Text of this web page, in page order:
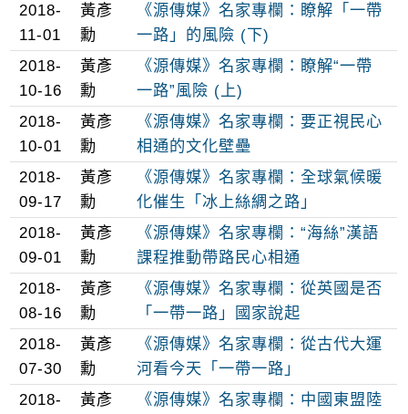
2018-
11-01
黃彥
勳
《源傳媒》名家專欄：瞭解「一帶
一路」的風險 (下)
2018-
10-16
黃彥
勳
《源傳媒》名家專欄：瞭解“一帶
一路”風險 (上)
2018-
10-01
黃彥
勳
《源傳媒》名家專欄：要正視民心
相通的文化壁壘
2018-
09-17
黃彥
勳
《源傳媒》名家專欄：全球氣候暖
化催生「冰上絲綢之路」
2018-
09-01
黃彥
勳
《源傳媒》名家專欄：“海絲”漢語
課程推動帶路民心相通
2018-
08-16
黃彥
勳
《源傳媒》名家專欄：從英國是否
「一帶一路」國家說起
2018-
07-30
黃彥
勳
《源傳媒》名家專欄：從古代大運
河看今天「一帶一路」
2018-
黃彥
《源傳媒》名家專欄：中國東盟陸